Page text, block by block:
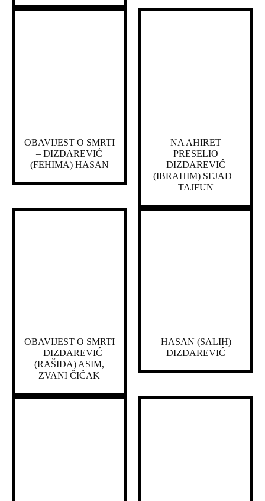
OBAVIJEST O SMRTI
– DIZDAREVIĆ
(FEHIMA) HASAN
NA AHIRET
PRESELIO
DIZDAREVIĆ
(IBRAHIM) SEJAD –
TAJFUN
OBAVIJEST O SMRTI
– DIZDAREVIĆ
(RAŠIDA) ASIM,
ZVANI ČIČAK
HASAN (SALIH)
DIZDAREVIĆ